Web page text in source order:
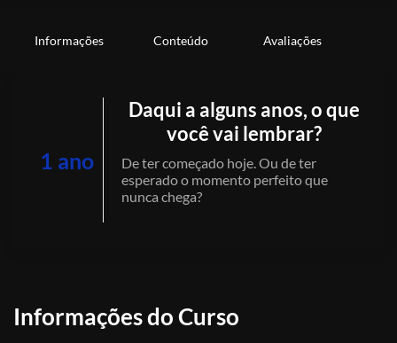
Informações Conteúdo Avaliações
1 ano
Daqui a alguns anos, o que
você vai lembrar?
De ter começado hoje. Ou de ter
esperado o momento perfeito que
nunca chega?
Informações do Curso